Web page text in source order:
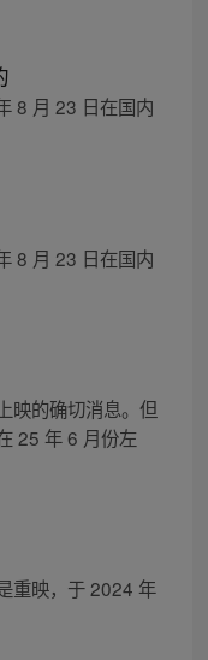
8 月 23 日在国内
8 月 23 日在国内
映的确切消息。但
25 年 6 月份左
重映，于 2024 年